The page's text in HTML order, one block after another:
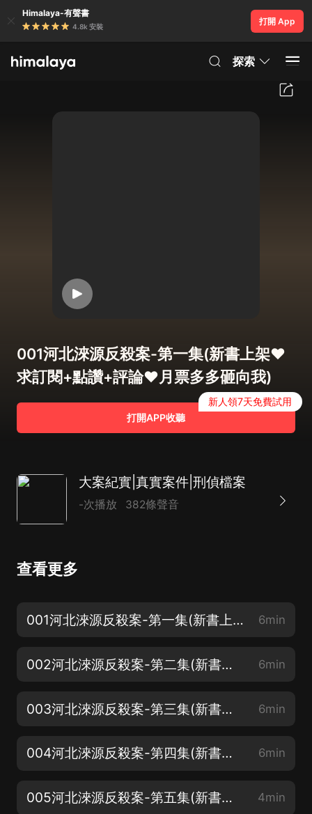
Himalaya-有聲書
4.8k 安裝
打開 App
探索
001河北淶源反殺案-第一集(新書上架♥
求訂閱+點讚+評論♥月票多多砸向我)
打開APP收聽
新人領7天免費試用
大案紀實|真實案件|刑偵檔案
-次播放 382條聲音
查看更多
001河北淶源反殺案-第一集(新書上架♥求訂閱+點讚+評論♥月票多多砸向我) 6min
002河北淶源反殺案-第二集(新書上架♥求訂閱+點讚+評論♥月票多多砸向我) 6min
003河北淶源反殺案-第三集(新書上架♥求訂閱+點讚+評論♥月票多多砸向我) 6min
004河北淶源反殺案-第四集(新書上架♥求訂閱+點讚+評論♥月票多多砸向我) 6min
005河北淶源反殺案-第五集(新書上架♥求訂閱+點讚+評論♥月票多多砸向我) 4min